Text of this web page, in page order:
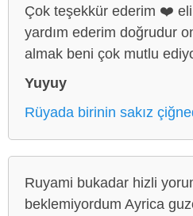
Çok teşekkür ederim ❤️
yardım ederim doğrudur
almak beni çok mutlu
Yuyuy
Rüyada birinin sakız
Ruyami bukadar hizli
beklemiyordum Ayrica